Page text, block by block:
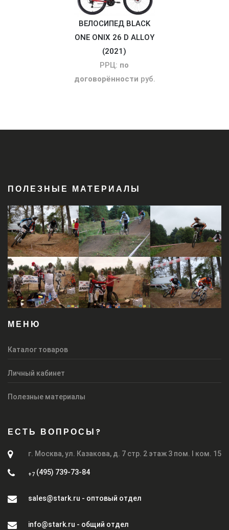
ВЕЛОСИПЕД BLACK
ONE ONIX 26 D ALLOY
(2021)
РРЦ: по
договорённости руб.
ПОЛЕЗНЫЕ МАТЕРИАЛЫ
МЕНЮ
Каталог товаров
Личный кабинет
Полезные материалы
ЕСТЬ ВОПРОСЫ?
г. Москва, ул. Казакова, д. 7 стр. 2 этаж 3 пом. I ком. 15
+7 (495) 739-73-84
sales@stark.ru - оптовый отдел
info@stark.ru - общий отдел